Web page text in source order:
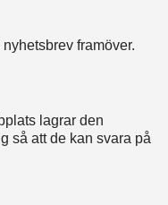
framöver.
lagrar den
så att de kan svara på